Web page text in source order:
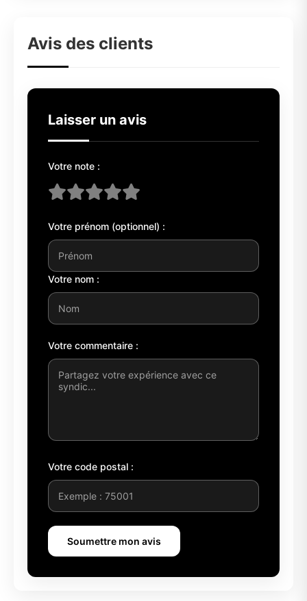
Avis des clients
Laisser un avis
Votre note :
Votre prénom (optionnel) :
Votre nom :
Votre commentaire :
Votre code postal :
Soumettre mon avis